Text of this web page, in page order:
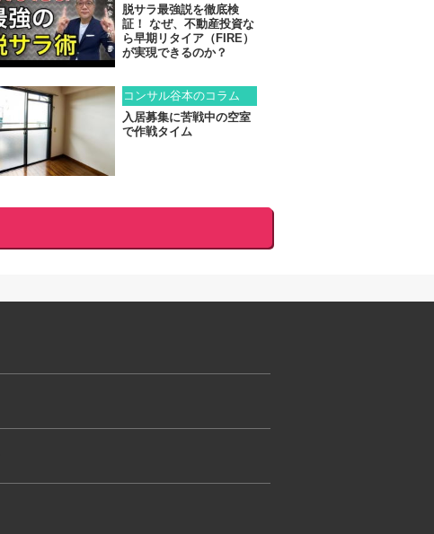
脱サラ最強説を徹底検
証！ なぜ、不動産投資な
ら早期リタイア（FIRE）
が実現できるのか？
コンサル谷本のコラム
入居募集に苦戦中の空室
で作戦タイム